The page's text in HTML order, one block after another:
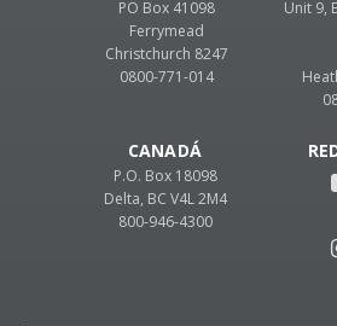
CANADÁ
P.O. Box 18098
Delta, BC V4L 2M4
800-946-4300
Unit 9,
PO Box 41098
Ferrymead
Christchurch 8247
0800-771-014